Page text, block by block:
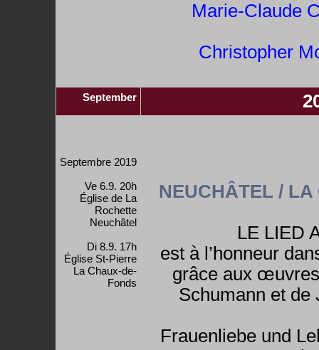
Marie-Claude
Christopher
September
Septembre 2019
Ve 6.9. 20h
Église de La
Rochette
Neuchâtel
Di 8.9. 17h
Église St-Pierre
La Chaux-de-
Fonds
NEUCHÂTEL / LA
LE LIED
est à l’honneur
grâce aux
Schumann et de
Frauenliebe und